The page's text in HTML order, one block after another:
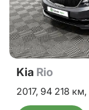
Kia Rio
2017, 94 218 км,